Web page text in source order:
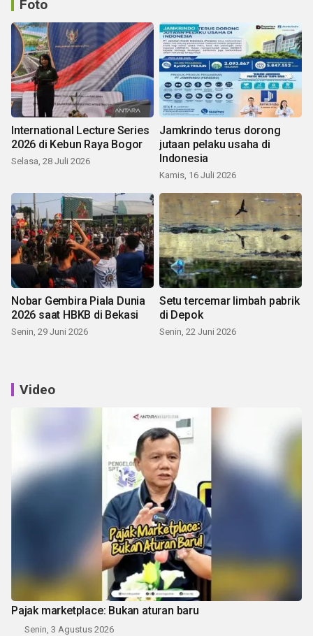
Foto
International Lecture Series
2026 di Kebun Raya Bogor
Selasa, 28 Juli 2026
Jamkrindo terus dorong
jutaan pelaku usaha di
Indonesia
Kamis, 16 Juli 2026
Nobar Gembira Piala Dunia
2026 saat HBKB di Bekasi
Senin, 29 Juni 2026
Setu tercemar limbah pabrik
di Depok
Senin, 22 Juni 2026
Video
Pajak marketplace: Bukan aturan baru
Senin, 3 Agustus 2026